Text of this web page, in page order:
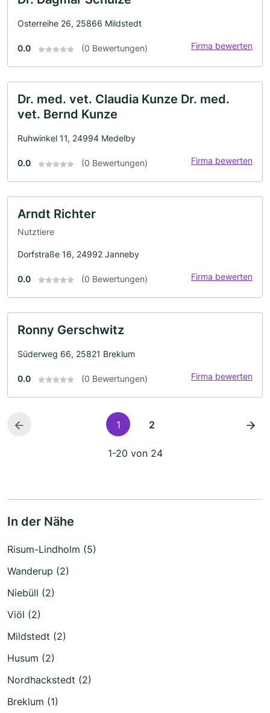
Osterreihe 26, 25866 Mildstedt
0.0 (0 Bewertungen) Firma bewerten
Dr. med. vet. Claudia Kunze Dr. med.
vet. Bernd Kunze
Ruhwinkel 11, 24994 Medelby
0.0 (0 Bewertungen) Firma bewerten
Arndt Richter
Nutztiere
Dorfstraße 16, 24992 Janneby
0.0 (0 Bewertungen) Firma bewerten
Ronny Gerschwitz
Süderweg 66, 25821 Breklum
0.0 (0 Bewertungen) Firma bewerten
1 2
1-20 von 24
In der Nähe
Risum-Lindholm (5)
Wanderup (2)
Niebüll (2)
Viöl (2)
Mildstedt (2)
Husum (2)
Nordhackstedt (2)
Breklum (1)